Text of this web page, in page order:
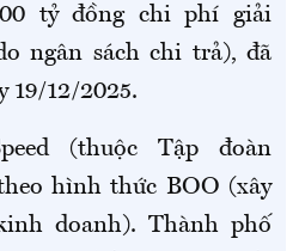
tỷ đồng chi phí giải
ngân sách chi trả), đã
19/12/2025.
(thuộc Tập đoàn
hình thức BOO (xây
doanh). Thành phố